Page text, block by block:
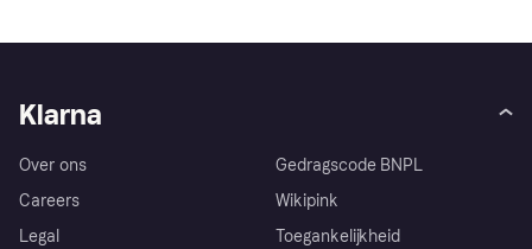
Klarna
Over ons
Careers
Legal
Gedragscode BNPL
Wikipink
Toegankelijkheid